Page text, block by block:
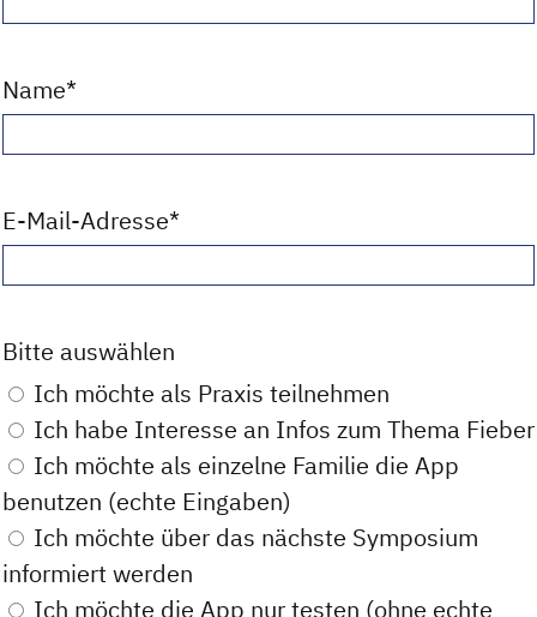
Name*
E-Mail-Adresse*
Bitte auswählen
Ich möchte als Praxis teilnehmen
Ich habe Interesse an Infos zum Thema Fieber
benutzen (echte Eingaben)
informiert werden